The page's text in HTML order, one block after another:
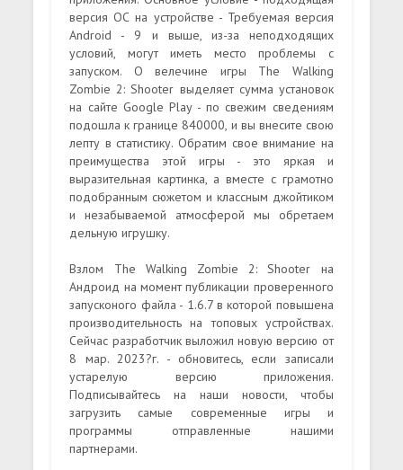
версия ОС на устройстве - Требуемая версия
Android - 9 и выше, из-за неподходящих
условий, могут иметь место проблемы с
запуском. О велечине игры The Walking
Zombie 2: Shooter выделяет сумма установок
на сайте Google Play - по свежим сведениям
подошла к границе 840000, и вы внесите свою
лепту в статистику. Обратим свое внимание на
преимущества этой игры - это яркая и
выразительная картинка, а вместе с грамотно
подобранным сюжетом и классным джойтиком
и незабываемой атмосферой мы обретаем
дельную игрушку.
Взлом The Walking Zombie 2: Shooter на
Андроид на момент публикации проверенного
запусконого файла - 1.6.7 в которой повышена
производительность на топовых устройствах.
Сейчас разработчик выложил новую версию от
8 мар. 2023?г. - обновитесь, если записали
устарелую версию приложения.
Подписывайтесь на наши новости, чтобы
загрузить самые современные игры и
программы отправленные нашими
партнерами.